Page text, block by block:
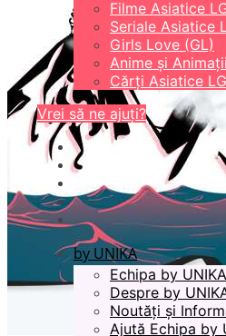
Filme Asiatice
Seriale Asiatice
Girls Love (GL)
Anime și
Cărți Asiatice
Vrei să ne ajuți?
by UNIKA
Echipa by UNIKA
Despre by
Noutăți și
Ajută Echipa by